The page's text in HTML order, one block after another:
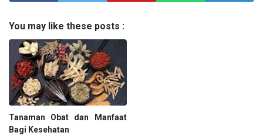
You may like these posts :
Tanaman Obat dan Manfaat
Bagi Kesehatan